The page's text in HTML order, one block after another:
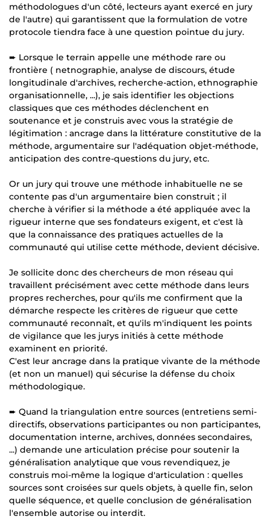
méthodologues d'un côté, lecteurs ayant exercé en jury
de l'autre) qui garantissent que la formulation de votre
protocole tiendra face à une question pointue du jury.
➨ Lorsque le terrain appelle une méthode rare ou
frontière ( netnographie, analyse de discours, étude
longitudinale d'archives, recherche-action, ethnographie
organisationnelle, ...), je sais identifier les objections
classiques que ces méthodes déclenchent en
soutenance et je construis avec vous la stratégie de
légitimation : ancrage dans la littérature constitutive de la
méthode, argumentaire sur l'adéquation objet-méthode,
anticipation des contre-questions du jury, etc.
Or un jury qui trouve une méthode inhabituelle ne se
contente pas d'un argumentaire bien construit ; il
cherche à vérifier si la méthode a été appliquée avec la
rigueur interne que ses fondateurs exigent, et c'est là
que la connaissance des pratiques actuelles de la
communauté qui utilise cette méthode, devient décisive.
Je sollicite donc des chercheurs de mon réseau qui
travaillent précisément avec cette méthode dans leurs
propres recherches, pour qu'ils me confirment que la
démarche respecte les critères de rigueur que cette
communauté reconnaît, et qu'ils m'indiquent les points
de vigilance que les jurys initiés à cette méthode
examinent en priorité.
C'est leur ancrage dans la pratique vivante de la méthode
(et non un manuel) qui sécurise la défense du choix
méthodologique.
➨ Quand la triangulation entre sources (entretiens semi-
directifs, observations participantes ou non participantes,
documentation interne, archives, données secondaires,
...) demande une articulation précise pour soutenir la
généralisation analytique que vous revendiquez, je
construis moi-même la logique d'articulation : quelles
sources sont croisées sur quels objets, à quelle fin, selon
quelle séquence, et quelle conclusion de généralisation
l'ensemble autorise ou interdit.